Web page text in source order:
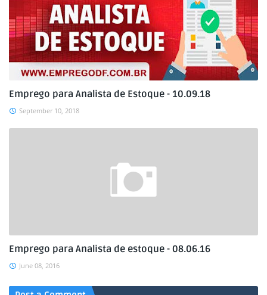
Emprego para Analista de Estoque - 10.09.18
September 10, 2018
Emprego para Analista de estoque - 08.06.16
June 08, 2016